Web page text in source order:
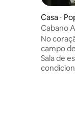
Casa ⋅
Cabano
No
campo
Sala de